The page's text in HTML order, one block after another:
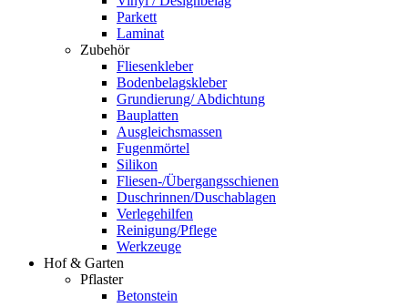
Parkett
Laminat
Zubehör
Fliesenkleber
Bodenbelagskleber
Grundierung/ Abdichtung
Bauplatten
Ausgleichsmassen
Fugenmörtel
Silikon
Fliesen-/Übergangsschienen
Duschrinnen/Duschablagen
Verlegehilfen
Reinigung/Pflege
Werkzeuge
Hof & Garten
Pflaster
Betonstein